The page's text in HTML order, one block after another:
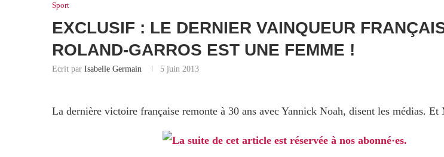
Sport
EXCLUSIF : LE DERNIER VAINQUEUR
ROLAND-GARROS EST UNE FEMME !
Ecrit par Isabelle Germain 5 juin 2013
La dernière victoire française remonte à 30 ans avec Yannick Noah, disent les médias. Et
La suite de cet article est réservée à nos abonné·es.